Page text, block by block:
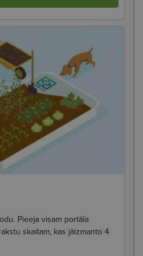
Pieeja visam portāla
skaitam, kas jāizmanto 4